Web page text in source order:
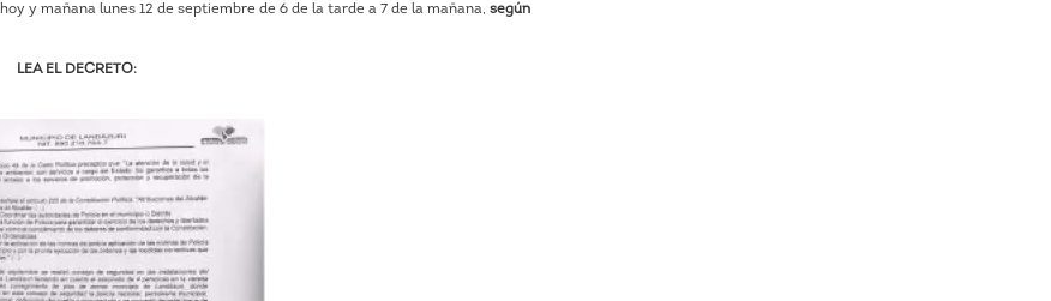
hoy y mañana lunes 12 de septiembre de 6 de la tarde a 7 de la mañana,según
LEA EL DECRETO: